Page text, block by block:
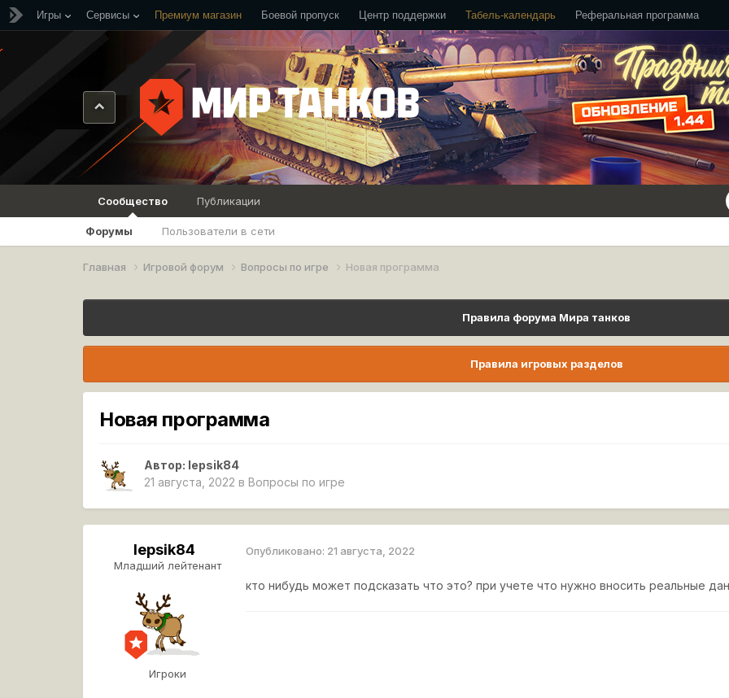
Игры Сервисы Премиум магазин Боевой пропуск Центр поддержки Табель-календарь Реферальная программа
Сообщество
Форумы Пользователи в сети
Публикации
Главная Игровой форум Вопросы по игре Новая программа
Правила форума Мира танков
Правила игровых разделов
Новая программа
Автор: lepsik84
21 августа, 2022 в Вопросы по игре
lepsik84
Младший лейтенант
Игроки
Опубликовано: 21 августа, 2022
кто нибудь может подсказать что это? при учете что нужно вносить реальные